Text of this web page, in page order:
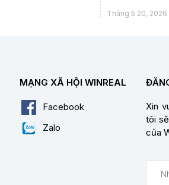
Tháng 5 20, 2026
MẠNG XÃ HỘI WINREAL
Facebook
Zalo
Xin
tôi
của